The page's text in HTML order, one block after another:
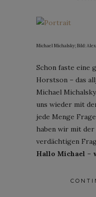
Michael Michalsky; Bild:
Schon faste eine
Horstson – das
Michael
uns wieder mit
jede Menge
haben wir mit
verdächtigen
Hallo Michael –